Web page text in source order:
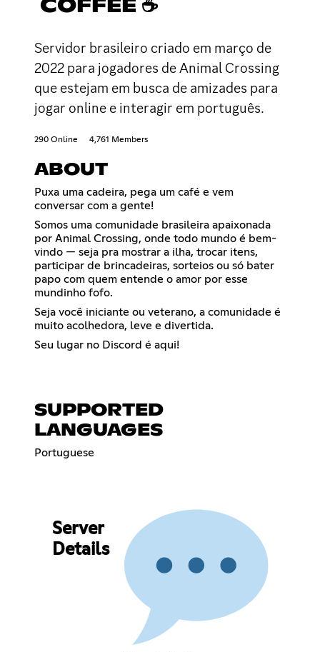
COFFEE ☕
Servidor brasileiro criado em março de
2022 para jogadores de Animal Crossing
que estejam em busca de amizades para
jogar online e interagir em português.
290 Online 4,761 Members
ABOUT
Puxa uma cadeira, pega um café e vem
conversar com a gente!
Somos uma comunidade brasileira apaixonada
por Animal Crossing, onde todo mundo é bem-
vindo — seja pra mostrar a ilha, trocar itens,
participar de brincadeiras, sorteios ou só bater
papo com quem entende o amor por esse
mundinho fofo.
Seja você iniciante ou veterano, a comunidade é
muito acolhedora, leve e divertida.
Seu lugar no Discord é aqui!
SUPPORTED
LANGUAGES
Portuguese
Server
Details